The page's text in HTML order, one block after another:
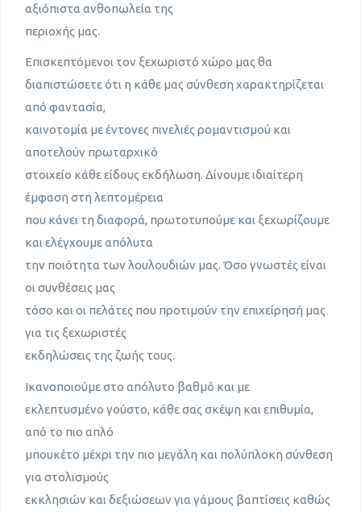
αξιόπιστα ανθοπωλεία της
περιοχής μας.
Επισκεπτόμενοι τον ξεχωριστό χώρο μας θα
διαπιστώσετε ότι η κάθε μας σύνθεση χαρακτηρίζεται
από φαντασία,
καινοτομία με έντονες πινελιές ρομαντισμού και
αποτελούν πρωταρχικό
στοιχείο κάθε είδους εκδήλωση. Δίνουμε ιδιαίτερη
έμφαση στη λεπτομέρεια
που κάνει τη διαφορά, πρωτοτυπούμε και ξεχωρίζουμε
και ελέγχουμε απόλυτα
την ποιότητα των λουλουδιών μας. Όσο γνωστές είναι
οι συνθέσεις μας
τόσο και οι πελάτες που προτιμούν την επιχείρησή μας
για τις ξεχωριστές
εκδηλώσεις της ζωής τους.
Ικανοποιούμε στο απόλυτο βαθμό και με
εκλεπτυσμένο γούστο, κάθε σας σκέψη και επιθυμία,
από το πιο απλό
μπουκέτο μέχρι την πιο μεγάλη και πολύπλοκη σύνθεση
για στολισμούς
εκκλησιών και δεξιώσεων για γάμους βαπτίσεις καθώς